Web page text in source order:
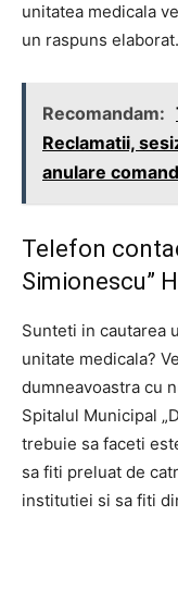
unitatea medicala
un raspuns elaborat.
Recomandam:
Reclamatii,
anulare
Telefon
Simionescu”
Sunteti in cautarea
unitate medicala?
dumneavoastra cu
Spitalul Municipal
trebuie sa faceti
sa fiti preluat de
institutiei si sa fiti